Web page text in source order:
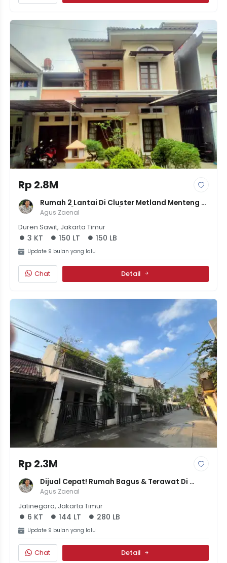
Rp 2.8M
Rumah 2 Lantai Di Cluster Metland Menteng
Cakung [LT 150 LB 150] | 3KT 3KM | Balkon |
Komplek Elit | 2.8M
Agus Zaenal
Duren Sawit, Jakarta Timur
3 KT 150 LT 150 LB
Update 9 bulan yang lalu
Chat Detail
Rp 2.3M
Dijual Cepat! Rumah Bagus & Terawat Di
Cipinang JakTim - Dekat Mall CI & Tol
Becakayu | 6 Kamar | 2.3M
Agus Zaenal
Jatinegara, Jakarta Timur
6 KT 144 LT 280 LB
Update 9 bulan yang lalu
Chat Detail